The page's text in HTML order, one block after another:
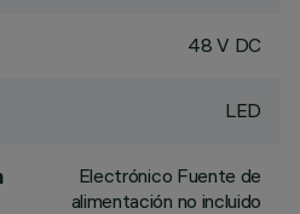
48 V DC
LED
Electrónico Fuente de
alimentación no incluido